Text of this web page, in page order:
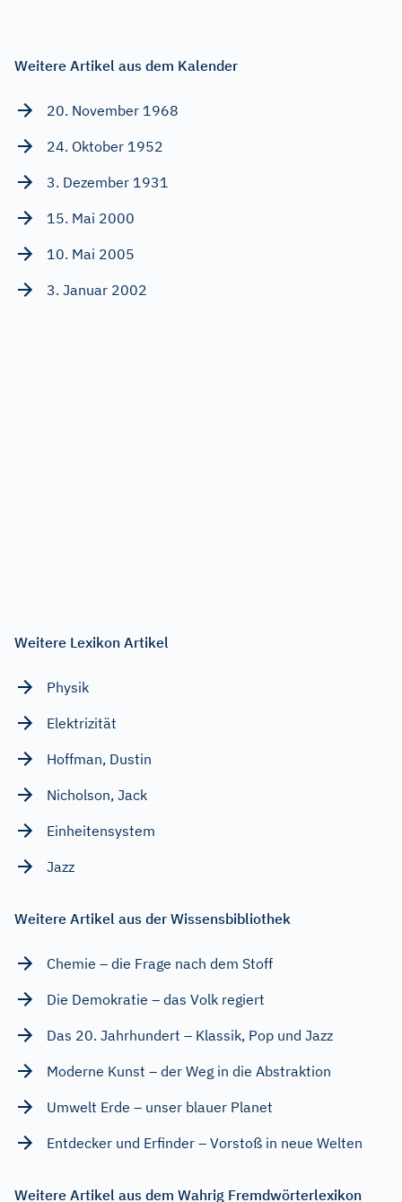
Weitere Artikel aus dem Kalender
20. November 1968
24. Oktober 1952
3. Dezember 1931
15. Mai 2000
10. Mai 2005
3. Januar 2002
Weitere Lexikon Artikel
Physik
Elektrizität
Hoffman, Dustin
Nicholson, Jack
Einheitensystem
Jazz
Weitere Artikel aus der Wissensbibliothek
Chemie – die Frage nach dem Stoff
Die Demokratie – das Volk regiert
Das 20. Jahrhundert – Klassik, Pop und Jazz
Moderne Kunst – der Weg in die Abstraktion
Umwelt Erde – unser blauer Planet
Entdecker und Erfinder – Vorstoß in neue Welten
Weitere Artikel aus dem Wahrig Fremdwörterlexikon